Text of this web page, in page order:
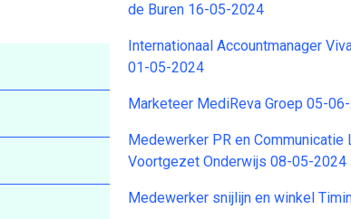
de Buren 16-05-2024
Internationaal Accountmanager
01-05-2024
Marketeer MediReva Groep 05-
Medewerker PR en Communicatie
Voortgezet Onderwijs 08-05-2024
Medewerker snijlijn en winkel